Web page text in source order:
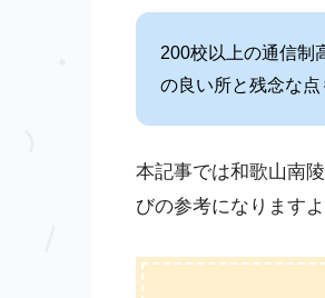
200校以上の通信制
の良い所と残念な点
本記事では和歌山南
びの参考になりますよ